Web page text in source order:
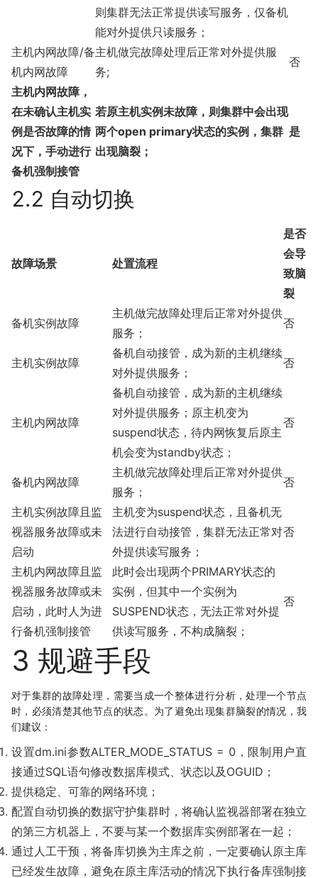
则集群无法正常提供读写服务，仅备机
能对外提供只读服务；
主机内网故障/备
机内网故障
主机做完故障处理后正常对外提供服
务;
否
主机内网故障，
在未确认主机实
例是否故障的情
况下，手动进行
备机强制接管
若原主机实例未故障，则集群中会出现
两个open primary状态的实例，集群
出现脑裂；
是
2.2 自动切换
故障场景 处置流程
是否
会导
致脑
裂
备机实例故障
主机做完故障处理后正常对外提供
服务；
否
主机实例故障
备机自动接管，成为新的主机继续
对外提供服务；
否
主机内网故障
备机自动接管，成为新的主机继续
对外提供服务；原主机变为
suspend状态，待内网恢复后原主
机会变为standby状态；
否
备机内网故障
主机做完故障处理后正常对外提供
服务；
否
主机实例故障且监
视器服务故障或未
启动
主机变为suspend状态，且备机无
法进行自动接管，集群无法正常对
外提供读写服务；
否
主机内网故障且监
视器服务故障或未
启动，此时人为进
行备机强制接管
此时会出现两个PRIMARY状态的
实例，但其中一个实例为
SUSPEND状态，无法正常对外提
供读写服务，不构成脑裂；
否
3 规避手段
对于集群的故障处理，需要当成一个整体进行分析，处理一个节点
时，必须清楚其他节点的状态。为了避免出现集群脑裂的情况，我
们建议：
设置dm.ini参数ALTER_MODE_STATUS = 0，限制用户直
接通过SQL语句修改数据库模式、状态以及OGUID；
提供稳定、可靠的网络环境；
配置自动切换的数据守护集群时，将确认监视器部署在独立
的第三方机器上，不要与某一个数据库实例部署在一起；
通过人工干预，将备库切换为主库之前，一定要确认原主库
已经发生故障，避免在原主库活动的情况下执行备库强制接